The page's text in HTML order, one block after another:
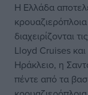
Η Ελλάδα
κρουαζιερόπλοια
διαχειρίζονται
Lloyd Cruises
Ηράκλειο, η
πέντε από τα